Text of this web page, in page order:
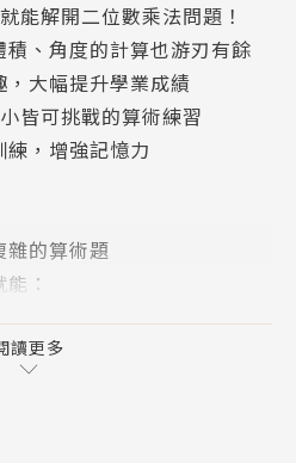
能解開二位數乘法問題！
、角度的計算也游刃有餘
大幅提升學業成績
皆可挑戰的算術練習
，增強記憶力
雜的算術題
：
上學會
時間
了
讀更多